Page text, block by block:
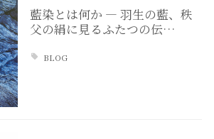
藍染とは何か ― 羽生の藍、秩
父の絹に見るふたつの伝…
BLOG